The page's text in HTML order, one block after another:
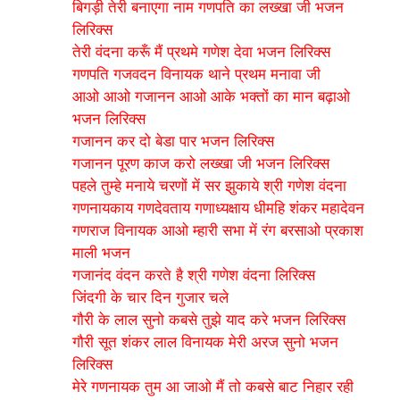
बिगड़ी तेरी बनाएगा नाम गणपति का लख्खा जी भजन
लिरिक्स
तेरी वंदना करूँ मैं प्रथमे गणेश देवा भजन लिरिक्स
गणपति गजवदन विनायक थाने प्रथम मनावा जी
आओ आओ गजानन आओ आके भक्तों का मान बढ़ाओ
भजन लिरिक्स
गजानन कर दो बेडा पार भजन लिरिक्स
गजानन पूरण काज करो लख्खा जी भजन लिरिक्स
पहले तुम्हे मनाये चरणों में सर झुकाये श्री गणेश वंदना
गणनायकाय गणदेवताय गणाध्यक्षाय धीमहि शंकर महादेवन
गणराज विनायक आओ म्हारी सभा में रंग बरसाओ प्रकाश
माली भजन
गजानंद वंदन करते है श्री गणेश वंदना लिरिक्स
जिंदगी के चार दिन गुजार चले
गौरी के लाल सुनो कबसे तुझे याद करे भजन लिरिक्स
गौरी सूत शंकर लाल विनायक मेरी अरज सुनो भजन
लिरिक्स
मेरे गणनायक तुम आ जाओ मैं तो कबसे बाट निहार रही